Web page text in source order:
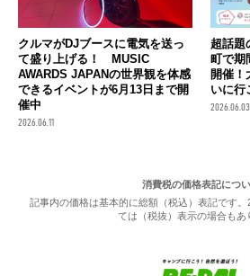
クルマがDJブースに電気を送っ
て盛り上げる！ MUSIC
AWARDS JAPANの世界観を体感
できるイベントが6月13日まで開
催中
2026.06.11
超話題
町で期
開催！
いに行
2026.06.03
消費税の価格表記につ
記事内の価格は基本的に総額（税込）表記です
ては（税抜）表示の場合もあ